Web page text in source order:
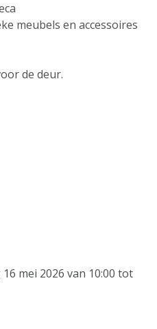
meubels en accessoires
de deur.
mei 2026 van 10:00 tot